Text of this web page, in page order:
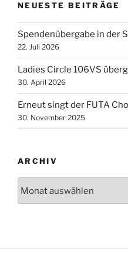
NEUESTE BEITRÄGE
Spendenübergabe in der
22. Juli 2026
Ladies Circle 106VS
30. April 2026
Erneut singt der FUTA
30. November 2025
ARCHIV